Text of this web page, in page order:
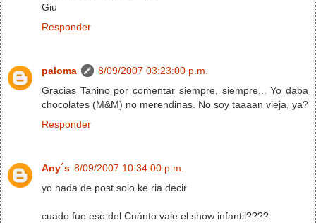
Giu
Responder
paloma
8/09/2007 03:23:00 p.m.
Gracias Tanino por comentar siempre, siempre... Yo daba
chocolates (M&M) no merendinas. No soy taaaan vieja, ya?
Responder
Any´s 8/09/2007 10:34:00 p.m.
yo nada de post solo ke ria decir
cuado fue eso del Cuánto vale el show infantil????